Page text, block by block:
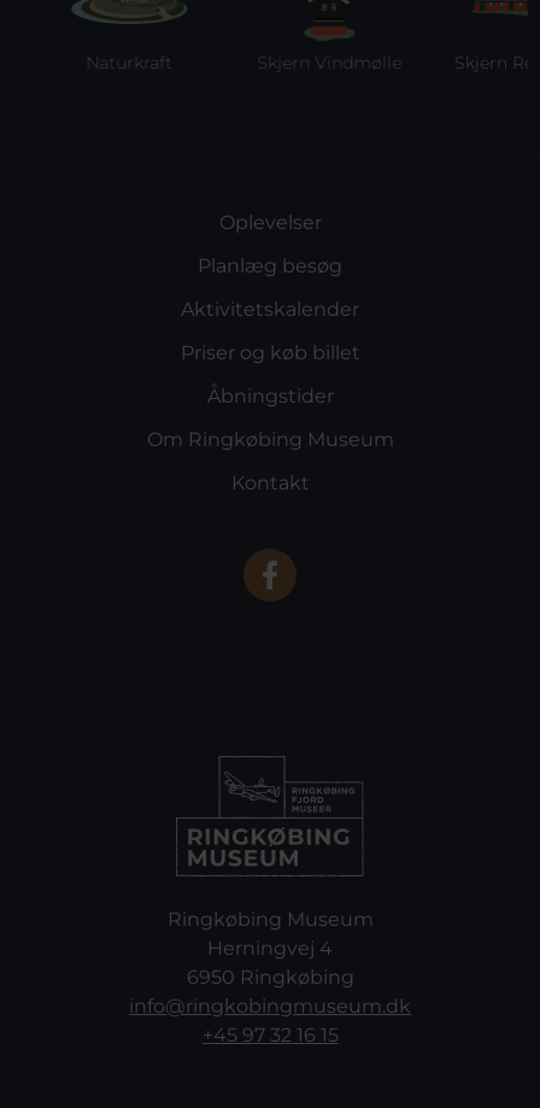
Naturkraft Skjern Vindmølle Skjern
Oplevelser
Planlæg besøg
Aktivitetskalender
Priser og køb billet
Åbningstider
Om Ringkøbing Museum
Kontakt
Ringkøbing Museum
Herningvej 4
6950 Ringkøbing
info@ringkobingmuseum.dk
+45 97 32 16 15